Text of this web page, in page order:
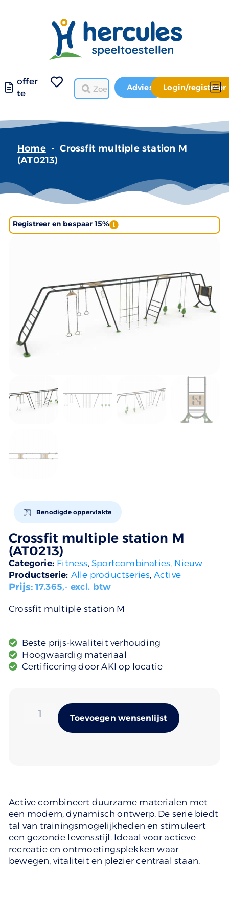
offer
te
Advies Login/registreer
Home - Crossfit multiple station M
(AT0213)
Registreer en bespaar 15%
Benodigde oppervlakte
Crossfit multiple station M
(AT0213)
Categorie: Fitness, Sportcombinaties, Nieuw
Productserie: Alle productseries, Active
Prijs:17.365,- excl. btw
Crossfit multiple station M
Beste prijs-kwaliteit verhouding
Hoogwaardig materiaal
Certificering door AKI op locatie
Toevoegen wensenlijst
Active combineert duurzame materialen met
een modern, dynamisch ontwerp. De serie biedt
tal van trainingsmogelijkheden en stimuleert
een gezonde levensstijl. Ideaal voor actieve
recreatie en ontmoetingsplekken waar
bewegen, vitaliteit en plezier centraal staan.